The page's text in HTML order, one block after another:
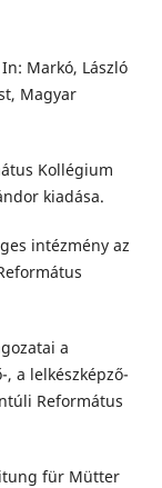
Markó, László
Magyar
Kollégium
kiadása.
intézmény az
a
a lelkészképző-
Református
für Mütter